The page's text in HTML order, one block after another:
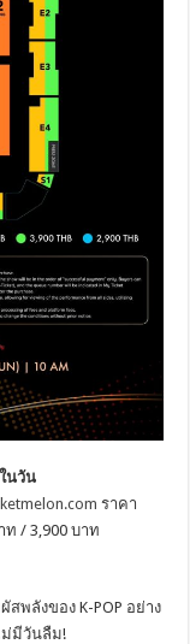
นวัน
ราคา
ท / 3,900 บาท
พลังของ K-POP อย่าง
ม่มีวันลืม!